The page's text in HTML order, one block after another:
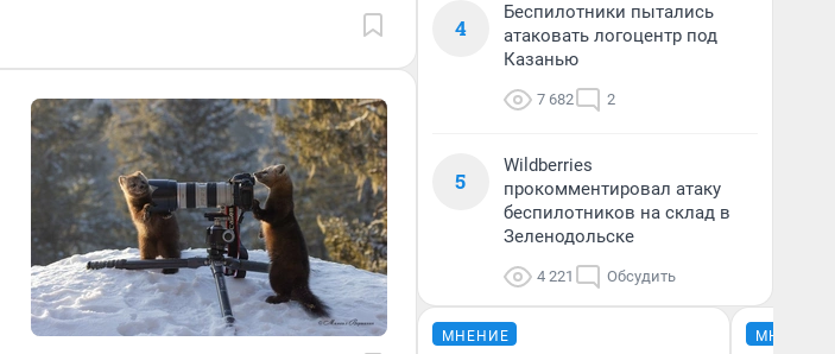
4
Беспилотники пытались
атаковать логоцентр под
Казанью
7 682 2
5
Wildberries
прокомментировал атаку
беспилотников на склад в
Зеленодольске
4 221 Обсудить
МНЕНИЕ МНЕНИЕ